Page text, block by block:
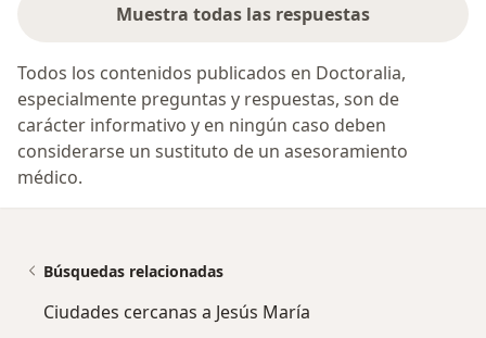
Muestra todas las respuestas
Todos los contenidos publicados en Doctoralia,
especialmente preguntas y respuestas, son de
carácter informativo y en ningún caso deben
considerarse un sustituto de un asesoramiento
médico.
Búsquedas relacionadas
Ciudades cercanas a Jesús María